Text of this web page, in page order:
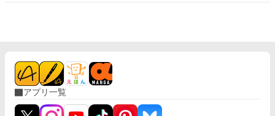
ております。
アプリ一覧